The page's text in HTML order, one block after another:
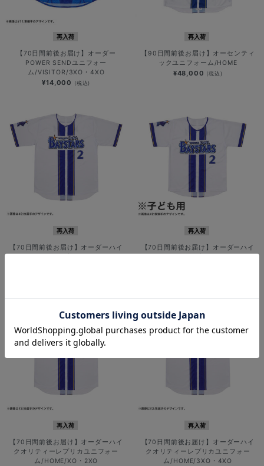
再入荷
【70日間前後お届け】オーダー
POWER SENDユニフォー
ム/VISITOR/3XO・4XO
¥14,000 (税込)
再入荷
【90日間前後お届け】オーセンティ
ックユニフォーム/HOME
¥48,000 (税込)
再入荷
【70日間前後お届け】オーダーハイ
再入荷
【70日間前後お届け】オーダーハイ
再入荷
【70日間前後お届け】オーダーハイ
クオリティーレプリカユニフォー
ム/HOME/XO・2XO
再入荷
【70日間前後お届け】オーダーハイ
クオリティーレプリカユニフォー
ム/HOME/3XO・4XO